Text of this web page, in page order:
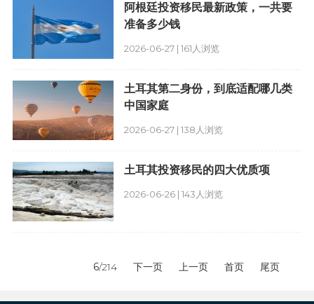
2026-06-27 | 161人浏览
阿根廷投资移民最新政策，一共要
准备多少钱
2026-06-27 | 138人浏览
土耳其第二身份，到底适配哪几类
中国家庭
2026-06-26 | 143人浏览
土耳其投资移民的四大优质项
6/214 下一页 上一页 首页 尾页